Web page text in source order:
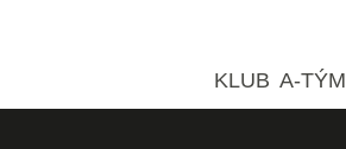
KLUB A-TÝM